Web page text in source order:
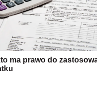
ma prawo do